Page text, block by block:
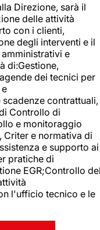
Direzione, sarà il
delle attività
con i clienti,
degli interventi e il
e
di:Gestione,
dei tecnici per
contrattuali,
Controllo di
e monitoraggio
Criter e normativa di
e supporto ai
pratiche di
EGR;Controllo
l'ufficio tecnico e le